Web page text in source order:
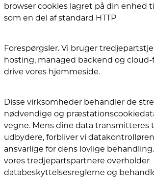
browser cookies lagret på din enhed
som en del af standard HTTP
Forespørgsler. Vi bruger
hosting, managed backend og
drive vores hjemmeside.
Disse virksomheder behandler de
nødvendige og
vegne. Mens dine data transmitteres
udbydere, forbliver vi
ansvarlige for dens lovlige
vores tredjepartspartnere overholder
databeskyttelsesreglerne og